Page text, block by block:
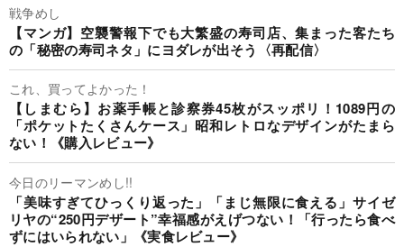
戦争めし
【マンガ】空襲警報下でも大繁盛の寿司店、集まった客たち
の「秘密の寿司ネタ」にヨダレが出そう〈再配信〉
これ、買ってよかった！
【しまむら】お薬手帳と診察券45枚がスッポリ！1089円の
「ポケットたくさんケース」昭和レトロなデザインがたまら
ない！《購入レビュー》
今日のリーマンめし!!
「美味すぎてひっくり返った」「まじ無限に食える」サイゼ
リヤの“250円デザート”幸福感がえげつない！「行ったら食べ
ずにはいられない」《実食レビュー》